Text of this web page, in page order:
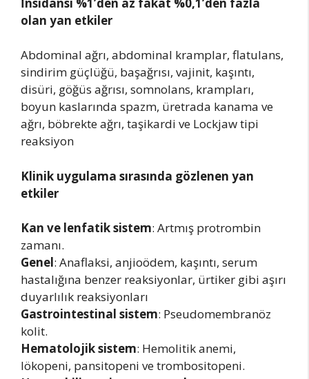
olan yan etkiler
Abdominal ağrı, abdominal kramplar, flatulans,
sindirim güçlüğü, başağrısı, vajinit, kaşıntı,
disüri, göğüs ağrısı, somnolans, krampları,
boyun kaslarında spazm, üretrada kanama ve
ağrı, böbrekte ağrı, taşikardi ve Lockjaw tipi
reaksiyon
Klinik uygulama sırasında gözlenen yan
etkiler
Kan ve lenfatik sistem: Artmış protrombin
zamanı.
Genel: Anaflaksi, anjioödem, kaşıntı, serum
hastalığına benzer reaksiyonlar, ürtiker gibi aşırı
duyarlılık reaksiyonları
Gastrointestinal sistem: Pseudomembranöz
kolit.
Hematolojik sistem: Hemolitik anemi,
lökopeni, pansitopeni ve trombositopeni.